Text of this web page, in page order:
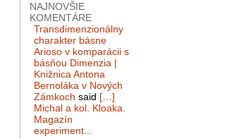
NAJNOVŠIE
KOMENTÁRE
Transdimenzionálny
charakter básne
Arioso v komparácii s
básňou Dimenzia |
Knižnica Antona
Bernoláka v Nových
Zámkoch said […]
Michal a kol. Kloaka.
Magazín
experiment...